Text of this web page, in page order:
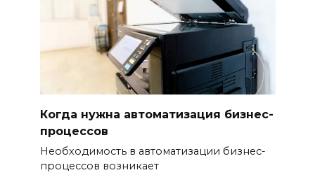
Когда нужна автоматизация бизнес-
процессов
Необходимость в автоматизации бизнес-
процессов возникает